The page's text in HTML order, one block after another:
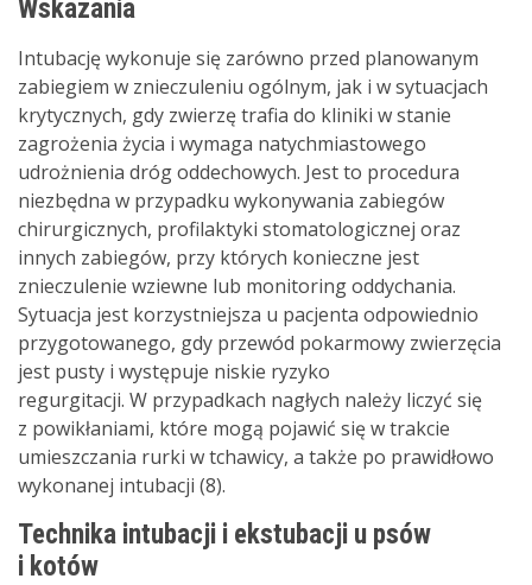
Wskazania
Intubację wykonuje się zarówno przed planowanym
zabiegiem w znieczuleniu ogólnym, jak i w sytuacjach
krytycznych, gdy zwierzę trafia do kliniki w stanie
zagrożenia życia i wymaga natychmiastowego
udrożnienia dróg oddechowych. Jest to procedura
niezbędna w przypadku wykonywania zabiegów
chirurgicznych, profilaktyki stomatologicznej oraz
innych zabiegów, przy których konieczne jest
znieczulenie wziewne lub monitoring oddychania.
Sytuacja jest korzystniejsza u pacjenta odpowiednio
przygotowanego, gdy przewód pokarmowy zwierzęcia
jest pusty i występuje niskie ryzyko
regurgitacji. W przypadkach nagłych należy liczyć się
z powikłaniami, które mogą pojawić się w trakcie
umieszczania rurki w tchawicy, a także po prawidłowo
wykonanej intubacji (8).
Technika intubacji i ekstubacji u psów
i kotów